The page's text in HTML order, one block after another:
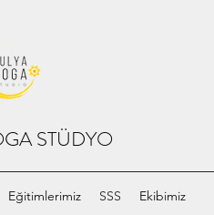
STÜDYO
Eğitimlerimiz SSS Ekibimiz